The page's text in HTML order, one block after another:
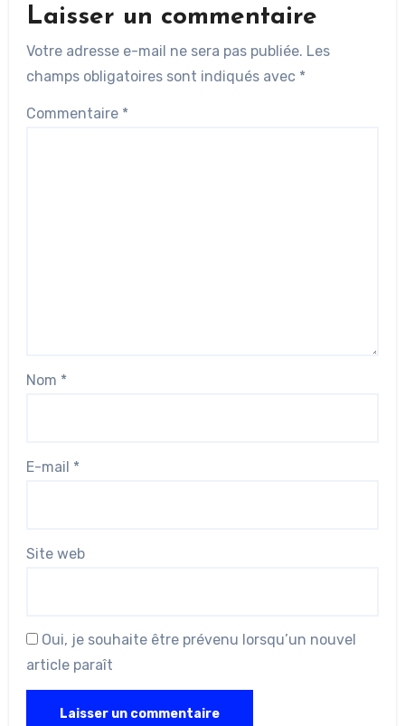
Laisser un commentaire
Votre adresse e-mail ne sera pas publiée. Les
champs obligatoires sont indiqués avec *
Commentaire *
Nom *
E-mail *
Site web
Oui, je souhaite être prévenu lorsqu’un nouvel
article paraît